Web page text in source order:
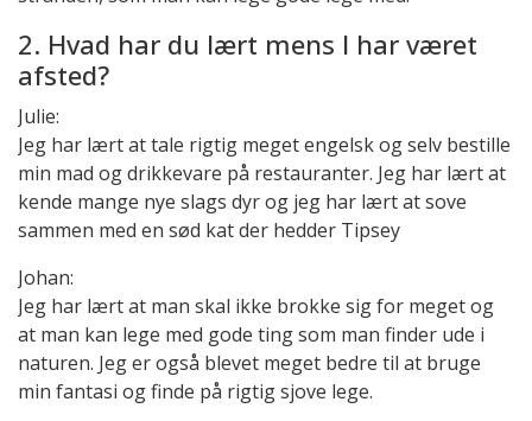
2. Hvad har du lært mens I har været
afsted?
Julie:
Jeg har lært at tale rigtig meget engelsk og selv bestille
min mad og drikkevare på restauranter. Jeg har lært at
kende mange nye slags dyr og jeg har lært at sove
sammen med en sød kat der hedder Tipsey
Johan:
Jeg har lært at man skal ikke brokke sig for meget og
at man kan lege med gode ting som man finder ude i
naturen. Jeg er også blevet meget bedre til at bruge
min fantasi og finde på rigtig sjove lege.